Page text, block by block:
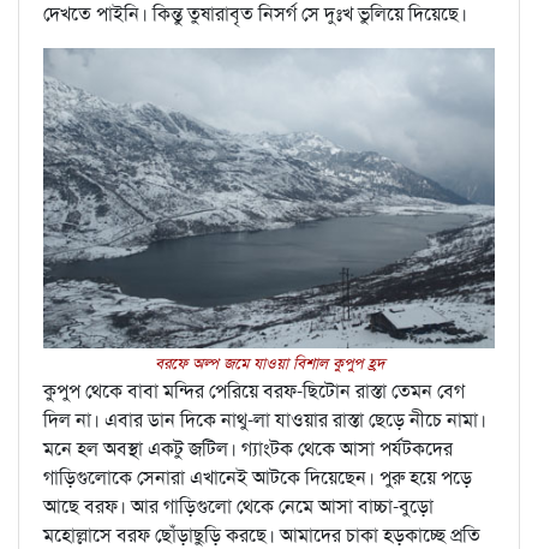
দেখতে পাইনি। কিন্তু তুষারাবৃত নিসর্গ সে দুঃখ ভুলিয়ে দিয়েছে।
বরফে অল্প জমে যাওয়া বিশাল কুপুপ হ্রদ
কুপুপ থেকে বাবা মন্দির পেরিয়ে বরফ-ছিটোন রাস্তা তেমন বেগ
দিল না। এবার ডান দিকে নাথু-লা যাওয়ার রাস্তা ছেড়ে নীচে নামা।
মনে হল অবস্থা একটু জটিল। গ্যাংটক থেকে আসা পর্যটকদের
গাড়িগুলোকে সেনারা এখানেই আটকে দিয়েছেন। পুরু হয়ে পড়ে
আছে বরফ। আর গাড়িগুলো থেকে নেমে আসা বাচ্চা-বুড়ো
মহোল্লাসে বরফ ছোঁড়াছুড়ি করছে। আমাদের চাকা হড়কাচ্ছে প্রতি